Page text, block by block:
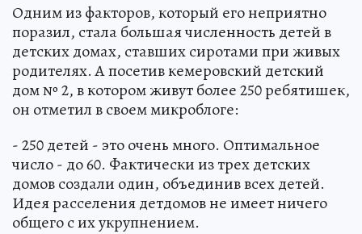
Одним из факторов, который его неприятно
поразил, стала большая численность детей в
детских домах, ставших сиротами при живых
родителях. А посетив кемеровский детский
дом № 2, в котором живут более 250 ребятишек,
он отметил в своем микроблоге:
- 250 детей - это очень много. Оптимальное
число - до 60. Фактически из трех детских
домов создали один, объединив всех детей.
Идея расселения детдомов не имеет ничего
общего с их укрупнением.